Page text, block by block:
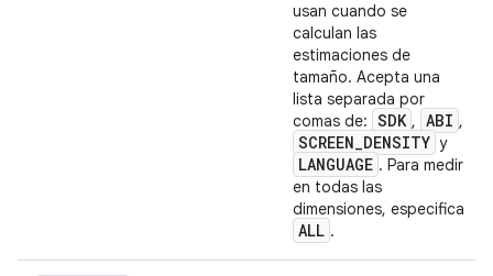
usan cuando se
calculan las
estimaciones de
tamaño. Acepta una
lista separada por
comas de: SDK , ABI ,
SCREEN_DENSITY y
LANGUAGE . Para medir
en todas las
dimensiones, especifica
ALL .